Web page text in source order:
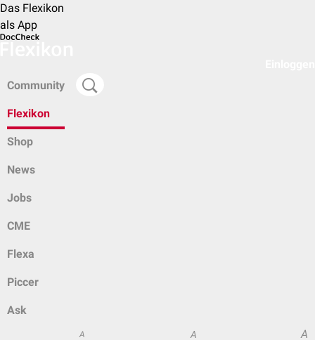
Das Flexikon
als App
Community
Flexikon
Shop
News
Jobs
CME
Flexa
Piccer
Ask
A A A